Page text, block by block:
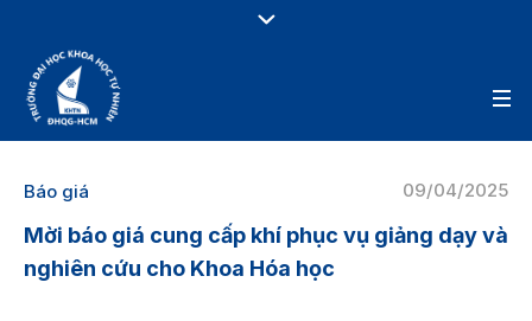
09/04/2025
Báo giá
Mời báo giá cung cấp khí phục vụ giảng dạy và
nghiên cứu cho Khoa Hóa học